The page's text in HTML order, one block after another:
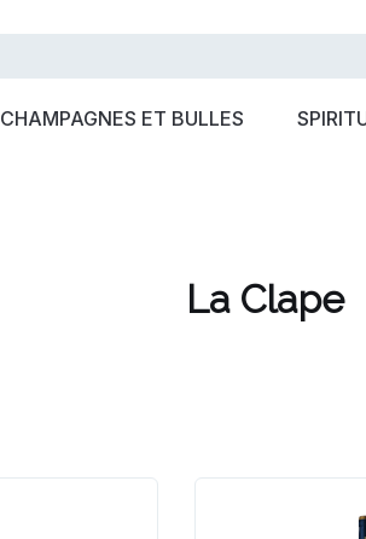
CHAMPAGNES ET BULLES
La Clape